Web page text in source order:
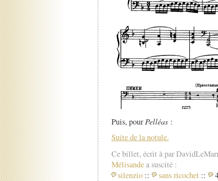
Puis, pourPelléas:
Suite de la notule.
Ce billet, écrit à par
Mélisandea suscité :
silenzio :: sans ricochet ::